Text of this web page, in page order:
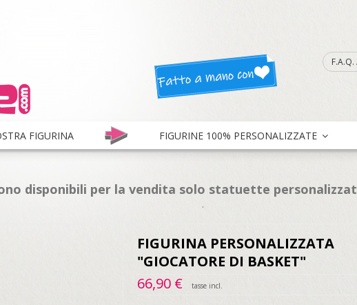
FIGURINA FIGURINE 100% PERSONALIZZATE
disponibili per la vendita solo statuette
.
FIGURINA PERSONALIZZATA
"GIOCATORE DI BASKET"
66,90 €
tasse incl.